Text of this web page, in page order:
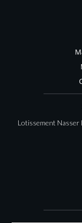
Lotissement Nasser